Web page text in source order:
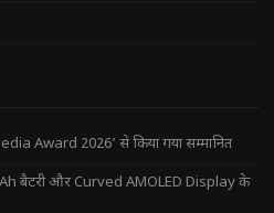
Award 2026’ से किया गया सम्मानित
बैटरी और Curved AMOLED Display के